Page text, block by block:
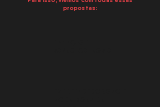
propostas: